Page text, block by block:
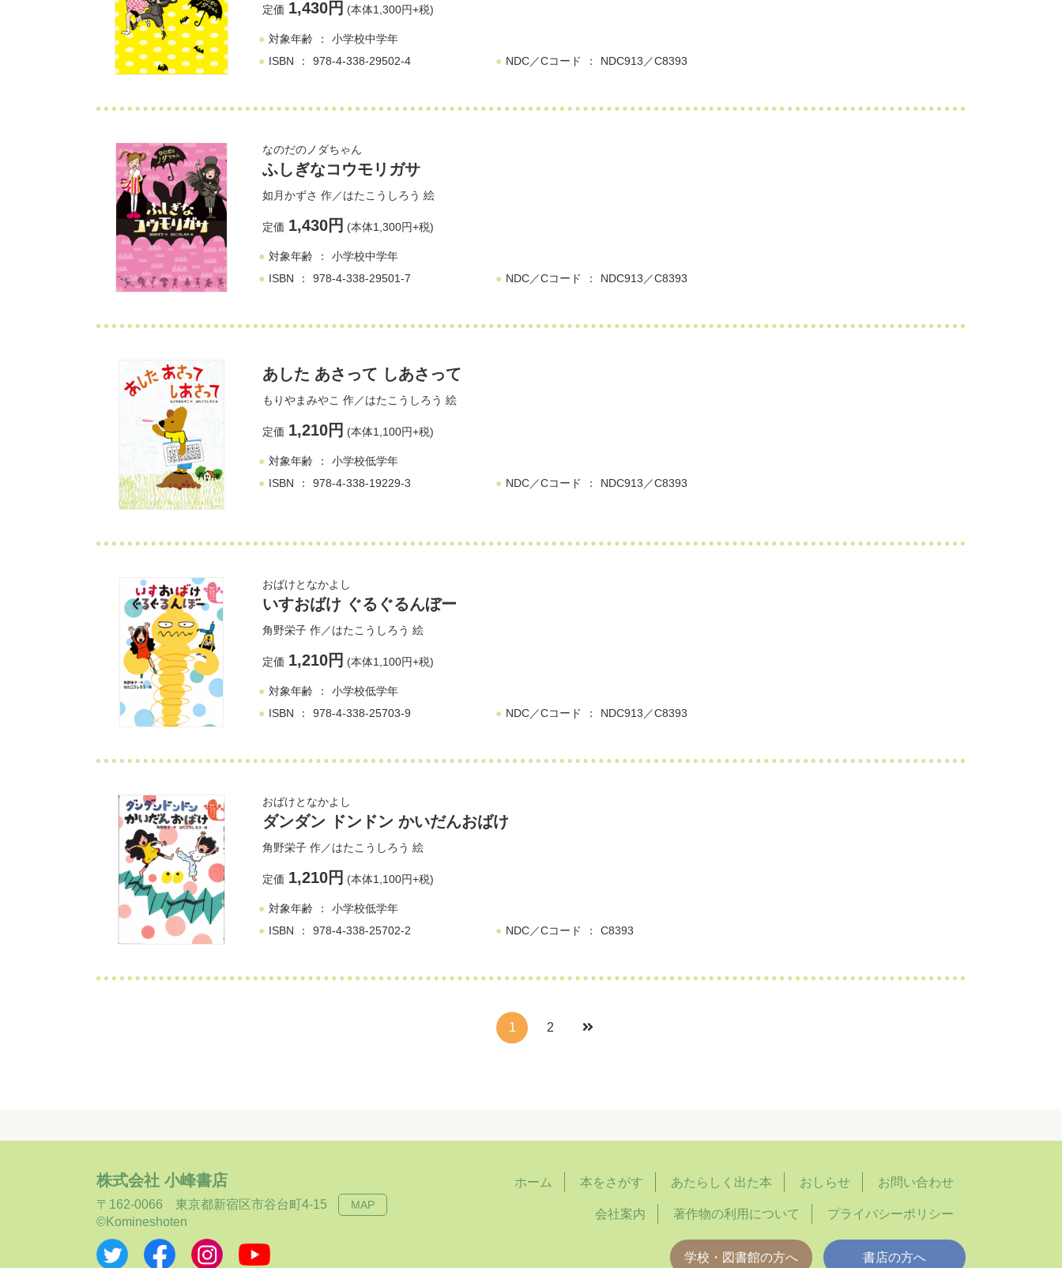
定価 1,430円 (本体1,300円+税)
対象年齢
小学校中学年
ISBN
978-4-338-29502-4 NDC／Cコード NDC913／C8393
なのだのノダちゃん
ふしぎなコウモリガサ
如月かずさ 作／はたこうしろう 絵
定価 1,430円 (本体1,300円+税)
対象年齢
小学校中学年
ISBN
978-4-338-29501-7 NDC／Cコード NDC913／C8393
あした あさって しあさって
もりやまみやこ 作／はたこうしろう 絵
定価 1,210円 (本体1,100円+税)
対象年齢
小学校低学年
ISBN
978-4-338-19229-3 NDC／Cコード NDC913／C8393
おばけとなかよし
いすおばけ ぐるぐるんぼー
角野栄子 作／はたこうしろう 絵
定価 1,210円 (本体1,100円+税)
対象年齢
小学校低学年
ISBN
978-4-338-25703-9 NDC／Cコード NDC913／C8393
おばけとなかよし
ダンダン ドンドン かいだんおばけ
角野栄子 作／はたこうしろう 絵
定価 1,210円 (本体1,100円+税)
対象年齢
小学校低学年
ISBN
978-4-338-25702-2 NDC／Cコード C8393
1 2
株式会社 小峰書店
〒162-0066 東京都新宿区市谷台町4-15 MAP
©Komineshoten
ホーム 本をさがす あたらしく出た本 おしらせ お問い合わせ
会社案内 著作物の利用について プライバシーポリシー
学校・図書館の方へ 書店の方へ